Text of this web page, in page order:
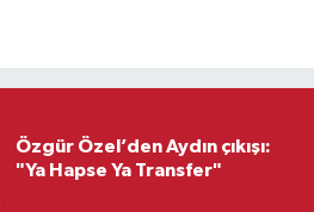
Özgür Özel’den Aydın çıkışı:
"Ya Hapse Ya Transfer"